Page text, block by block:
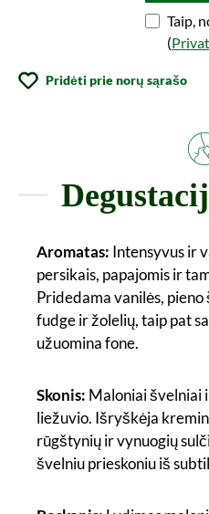
Taip,
(
Pridėti prie norų sąrašo
Aromatas: Intensyvus ir
persikais, papajomis ir
Pridedama vanilės,
fudge ir žolelių, taip pat
užuomina fone.
Skonis: Maloniai švelniai
liežuvio. Išryškėja
rūgštynių ir vynuogių
švelniu prieskoniu iš